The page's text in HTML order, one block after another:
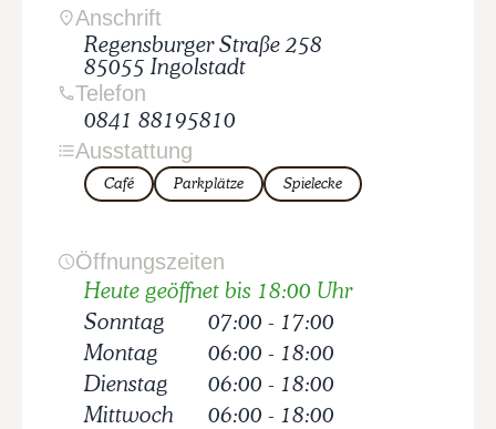
Anschrift
Regensburger Straße 258
85055 Ingolstadt
Telefon
0841 88195810
Ausstattung
Café Parkplätze Spielecke
Öffnungszeiten
Heute geöffnet bis 18:00 Uhr
Sonntag
07:00 - 17:00
Montag
06:00 - 18:00
Dienstag
06:00 - 18:00
Mittwoch
06:00 - 18:00